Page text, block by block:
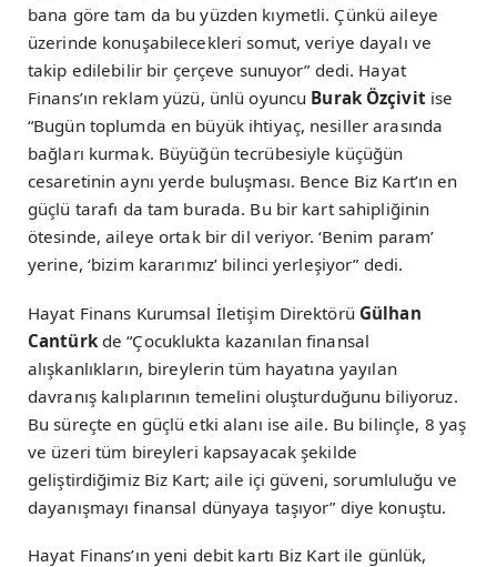
bana göre tam da bu yüzden kıymetli. Çünkü aileye
üzerinde konuşabilecekleri somut, veriye dayalı ve
takip edilebilir bir çerçeve sunuyor” dedi. Hayat
Finans’ın reklam yüzü, ünlü oyuncu Burak Özçivitise
“Bugün toplumda en büyük ihtiyaç, nesiller arasında
bağları kurmak. Büyüğün tecrübesiyle küçüğün
cesaretinin aynı yerde buluşması. Bence Biz Kart’ın en
güçlü tarafı da tam burada. Bu bir kart sahipliğinin
ötesinde, aileye ortak bir dil veriyor. ‘Benim param’
yerine, ‘bizim kararımız’ bilinci yerleşiyor” dedi.
Hayat Finans Kurumsal İletişim Direktörü Gülhan
Cantürkde “Çocuklukta kazanılan finansal
alışkanlıkların, bireylerin tüm hayatına yayılan
davranış kalıplarının temelini oluşturduğunu biliyoruz.
Bu süreçte en güçlü etki alanı ise aile. Bu bilinçle, 8 yaş
ve üzeri tüm bireyleri kapsayacak şekilde
geliştirdiğimiz Biz Kart; aile içi güveni, sorumluluğu ve
dayanışmayı finansal dünyaya taşıyor” diye konuştu.
Hayat Finans’ın yeni debit kartı Biz Kart ile günlük,